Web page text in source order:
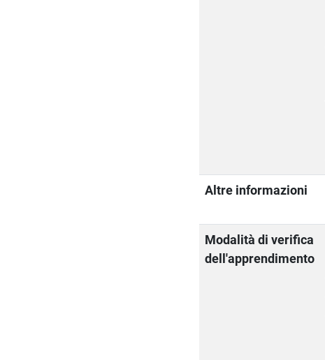
Altre informazioni
Modalità di verifica
dell'apprendimento